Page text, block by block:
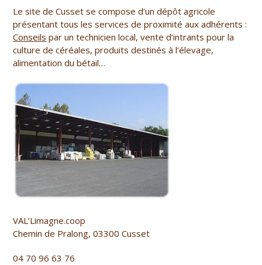
Le site de Cusset se compose d’un dépôt agricole
présentant tous les services de proximité aux adhérents :
Conseils par un technicien local, vente d’intrants pour la
culture de céréales, produits destinés à l’élevage,
alimentation du bétail…
VAL’Limagne.coop
Chemin de Pralong, 03300 Cusset
04 70 96 63 76